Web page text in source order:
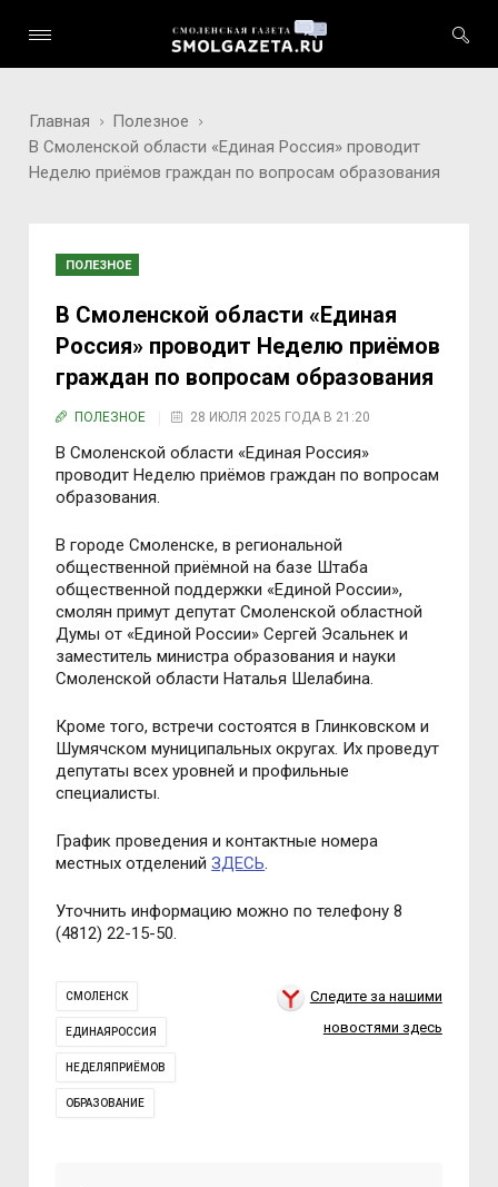
Главная
Полезное
В Смоленской области «Единая Россия» проводит
Неделю приёмов граждан по вопросам образования
ПОЛЕЗНОЕ
В Смоленской области «Единая
Россия» проводит Неделю приёмов
граждан по вопросам образования
ПОЛЕЗНОЕ 28 ИЮЛЯ 2025 ГОДА В 21:20
В Смоленской области «Единая Россия»
проводит Неделю приёмов граждан по вопросам
образования.
В городе Смоленске, в региональной
общественной приёмной на базе Штаба
общественной поддержки «Единой России»,
смолян примут депутат Смоленской областной
Думы от «Единой России» Сергей Эсальнек и
заместитель министра образования и науки
Смоленской области Наталья Шелабина.
Кроме того, встречи состоятся в Глинковском и
Шумячском муниципальных округах. Их проведут
депутаты всех уровней и профильные
специалисты.
График проведения и контактные номера
местных отделенийЗДЕСЬ.
Уточнить информацию можно по телефону 8
(4812) 22-15-50.
СМОЛЕНСК
ЕДИНАЯРОССИЯ
НЕДЕЛЯПРИЁМОВ
ОБРАЗОВАНИЕ
Следите за нашими
новостями здесь